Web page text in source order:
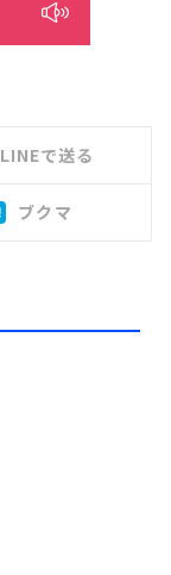
LINEで送る
ブクマ